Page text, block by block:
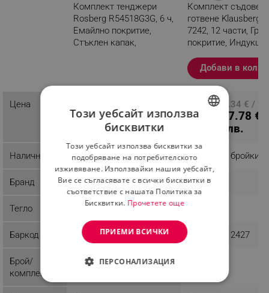
Комплект тенджери
Rosberg R54518G3G, 6 ч,
Eмайлно покритие,
Стъклен капак,
Комплект съдове
готвене Klausberg
7242, 12 части,
покритие,
Добави в
Цена
лв.
20.39 € /
39.88 лв.
ПЦД: 153.34 € /
лв.
127.78 € /
249.92 лв.
Наличност Последни бройки Последни бройки
Бранд Rosberg Klausberg
Тегло 2.17 kg
Баркод 3800237045150 5902666612427
Брой/
комплект
ROMANIAN
Този уебсайт използва
бисквитки
Този уебсайт използва бисквитки за
подобряване на потребителското
изживяване. Използвайки нашия уебсайт,
Вие се съгласявате с всички бисквитки в
съответствие с нашата Политика за
Бисквитки. Прочетете още
ПРИЕМИ ВСИЧКИ
ПЕРСОНАЛИЗАЦИЯ
СТРОГО НЕОБХОДИМО